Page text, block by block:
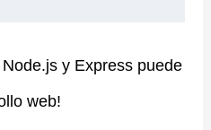
y Express puede
web!